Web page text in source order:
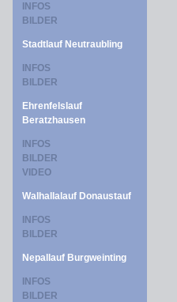
INFOS
BILDER
Stadtlauf Neutraubling
INFOS
BILDER
Ehrenfelslauf
Beratzhausen
INFOS
BILDER
VIDEO
Walhallalauf Donaustauf
INFOS
BILDER
Nepallauf Burgweinting
INFOS
BILDER